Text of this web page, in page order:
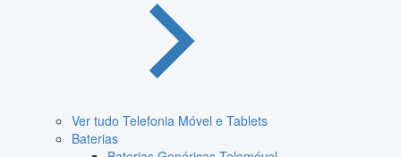
Ver tudo Telefonia Móvel e Tablets
Baterias